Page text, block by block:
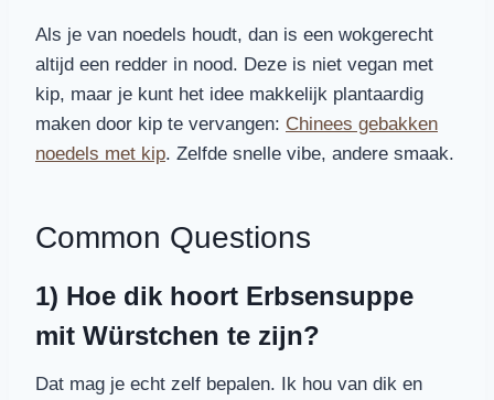
Als je van noedels houdt, dan is een wokgerecht
altijd een redder in nood. Deze is niet vegan met
kip, maar je kunt het idee makkelijk plantaardig
maken door kip te vervangen: Chinees gebakken
noedels met kip. Zelfde snelle vibe, andere smaak.
Common Questions
1) Hoe dik hoort Erbsensuppe
mit Würstchen te zijn?
Dat mag je echt zelf bepalen. Ik hou van dik en